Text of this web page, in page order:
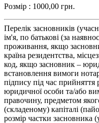
Розмір : 1000,00 грн.
Перелік засновників
ім'я, по батькові (за
проживання, якщо
країна резидентства,
код, якщо засновник –
встановлення вимоги
підпису під час прийняття
юридичної особи та/або
правочину, предметом
(складеному) капіталі
розмір частки засновника